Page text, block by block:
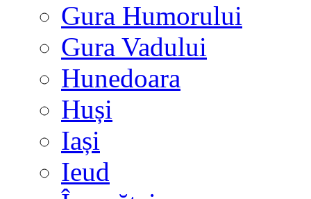
Gura Humorului
Gura Vadului
Hunedoara
Huși
Iași
Ieud